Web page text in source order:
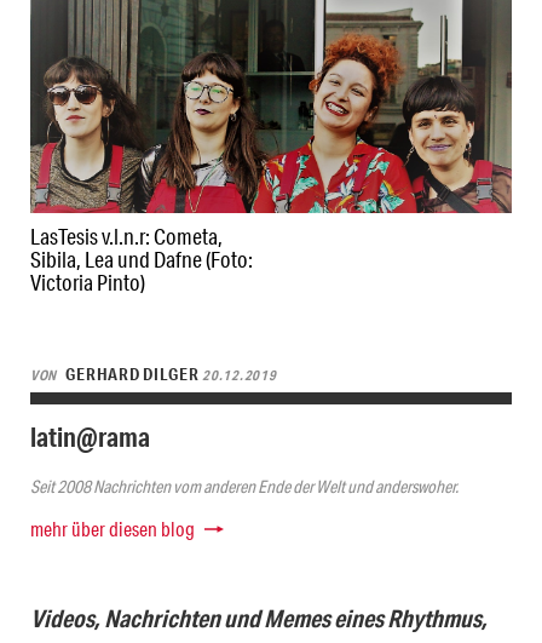
LasTesis v.l.n.r: Cometa,
Sibila, Lea und Dafne (Foto:
Victoria Pinto)
VON GERHARD DILGER20.12.2019
latin@rama
Seit 2008 Nachrichten vom anderen Ende der Welt und anderswoher.
mehr über diesen blog
Videos, Nachrichten und Memes eines Rhythmus,